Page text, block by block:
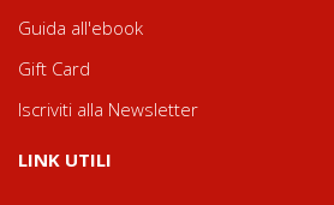
Guida all'ebook
Gift Card
Iscriviti alla Newsletter
LINK UTILI